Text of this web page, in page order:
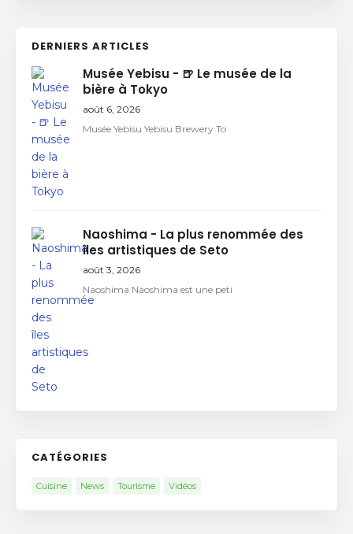
DERNIERS ARTICLES
Musée Yebisu - 🍺 Le musée de la
bière à Tokyo
août 6, 2026
Musée Yebisu Yebisu Brewery To
Naoshima - La plus renommée des
îles artistiques de Seto
août 3, 2026
Naoshima Naoshima est une peti
CATÉGORIES
Cuisine News Tourisme Vidéos